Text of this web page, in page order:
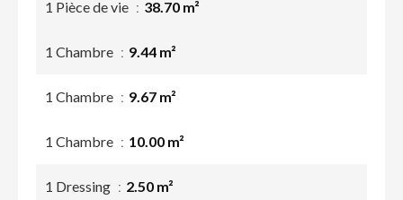
1 Pièce de vie 38.70 m²
1 Chambre 9.44 m²
1 Chambre 9.67 m²
1 Chambre 10.00 m²
1 Dressing 2.50 m²